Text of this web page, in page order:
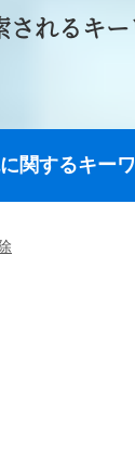
されるキ
関するキー